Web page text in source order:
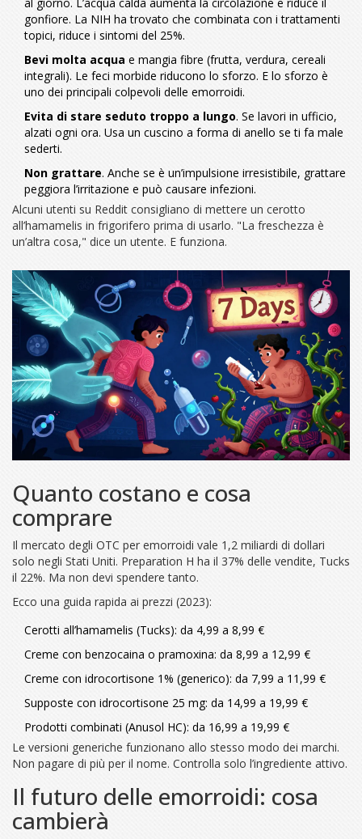
gonfiore. La NIH ha trovato che combinata con i trattamenti
topici, riduce i sintomi del 25%.
Bevi molta acqua e mangia fibre (frutta, verdura, cereali
integrali). Le feci morbide riducono lo sforzo. E lo sforzo è
uno dei principali colpevoli delle emorroidi.
Evita di stare seduto troppo a lungo. Se lavori in ufficio,
alzati ogni ora. Usa un cuscino a forma di anello se ti fa male
sederti.
Non grattare. Anche se è un’impulsione irresistibile, grattare
peggiora l’irritazione e può causare infezioni.
Alcuni utenti su Reddit consigliano di mettere un cerotto
all’hamamelis in frigorifero prima di usarlo. "La freschezza è
un’altra cosa," dice un utente. E funziona.
Quanto costano e cosa
comprare
Il mercato degli OTC per emorroidi vale 1,2 miliardi di dollari
solo negli Stati Uniti. Preparation H ha il 37% delle vendite, Tucks
il 22%. Ma non devi spendere tanto.
Ecco una guida rapida ai prezzi (2023):
Cerotti all’hamamelis (Tucks): da 4,99 a 8,99 €
Creme con benzocaina o pramoxina: da 8,99 a 12,99 €
Creme con idrocortisone 1% (generico): da 7,99 a 11,99 €
Supposte con idrocortisone 25 mg: da 14,99 a 19,99 €
Prodotti combinati (Anusol HC): da 16,99 a 19,99 €
Le versioni generiche funzionano allo stesso modo dei marchi.
Non pagare di più per il nome. Controlla solo l’ingrediente attivo.
Il futuro delle emorroidi: cosa
cambierà